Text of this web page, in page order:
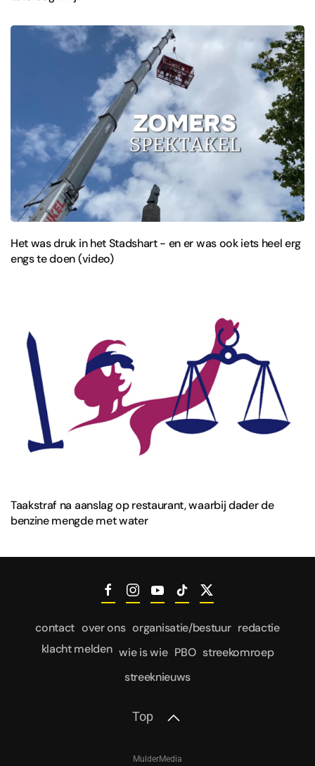
Het was druk in het Stadshart - en er was ook iets heel erg
engs te doen (video)
Taakstraf na aanslag op restaurant, waarbij dader de
benzine mengde met water
contact over ons organisatie/bestuur redactie
klacht melden wie is wie PBO streekomroep
streeknieuws
Top
MulderMedia